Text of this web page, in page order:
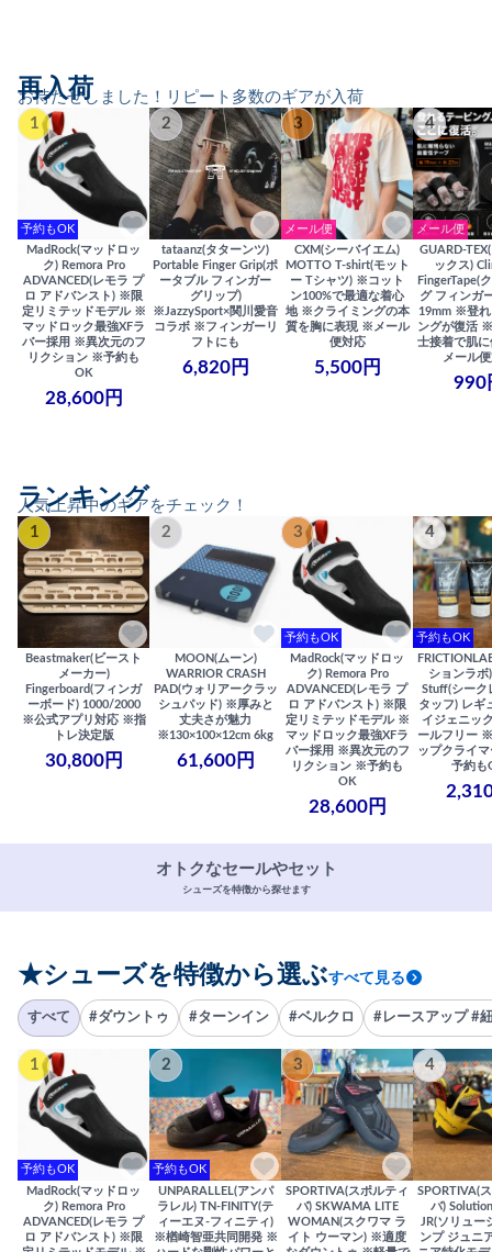
お待たせしました！リピート多数のギアが入荷
再入荷
1
予約もOK
MadRock(マッドロッ
ク) Remora Pro
ADVANCED(レモラ プ
ロ アドバンスト) ※限
定リミテッドモデル ※
マッドロック最強XFラ
バー採用 ※異次元のフ
リクション ※予約も
OK
28,600円
2
tataanz(タターンツ)
Portable Finger Grip(ポ
ータブル フィンガー
グリップ)
※JazzySport×関川愛音
コラボ ※フィンガーリ
フトにも
6,820円
3
メール便
CXM(シーバイエム)
MOTTO T-shirt(モット
ー Tシャツ) ※コット
ン100%で最適な着心
地 ※クライミングの本
質を胸に表現 ※メール
便対応
5,500円
4
メール便
GUARD-
ックス)
FingerTape(
グ フィンガ
19mm ※登れ
ングが復活
士接着で肌
メール
990
人気上昇中のギアをチェック！
ランキング
1
Beastmaker(ビースト
メーカー)
Fingerboard(フィンガ
ーボード) 1000/2000
※公式アプリ対応 ※指
トレ決定版
30,800円
2
MOON(ムーン)
WARRIOR CRASH
PAD(ウォリアークラッ
シュパッド) ※厚みと
丈夫さが魅力
※130×100×12cm 6kg
61,600円
3
予約もOK
MadRock(マッドロッ
ク) Remora Pro
ADVANCED(レモラ プ
ロ アドバンスト) ※限
定リミテッドモデル ※
マッドロック最強XFラ
バー採用 ※異次元のフ
リクション ※予約も
OK
28,600円
4
予約もOK
ションラボ
Stuff(シーク
タッフ) レギ
イジェニッ
ールフリー
ップクライ
予約も
オトクなセールやセット
シューズを特徴から探せます
★シューズを特徴から選ぶすべて見る
すべて #ダウントゥ #ターンイン #ベルクロ #レースアップ #
1
予約もOK
MadRock(マッドロッ
ク) Remora Pro
ADVANCED(レモラ プ
ロ アドバンスト) ※限
2
予約もOK
UNPARALLEL(アンパ
ラレル) TN-FINITY(テ
ィーエヌ-フィニティ)
※楢崎智亜共同開発 ※
3
SPORTIVA(スポルティ
バ) SKWAMA LITE
WOMAN(スクワマ ラ
イト ウーマン) ※適度
4
SPORTIVA(
バ)
JR(ソリュー
ンプ ジュニ